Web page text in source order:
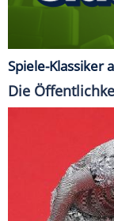
Spiele-Klassiker
Die